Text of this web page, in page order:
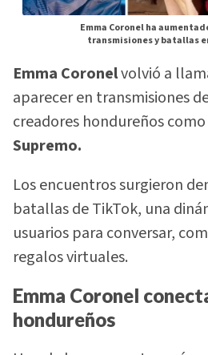
Emma Coronel ha
transmisiones y batallas
Emma Coronelvolvió a
aparecer en transmisiones
creadores hondureños como
Supremo.
Los encuentros surgieron
batallas de TikTok, una
usuarios para conversar,
regalos virtuales.
Emma Coronel
hondureños